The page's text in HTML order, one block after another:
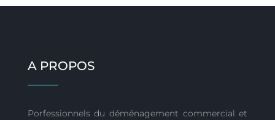
A PROPOS
Porfessionnels du déménagement commercial et